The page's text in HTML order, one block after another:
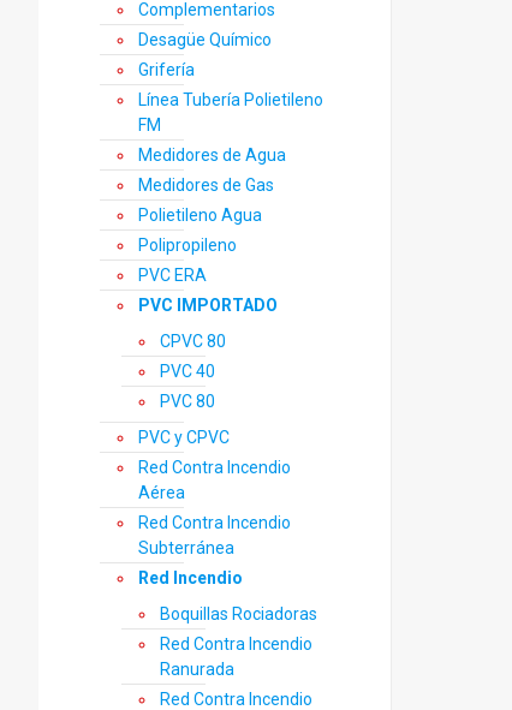
Complementarios
Desagüe Químico
Grifería
Línea Tubería Polietileno
FM
Medidores de Agua
Medidores de Gas
Polietileno Agua
Polipropileno
PVC ERA
PVC IMPORTADO
CPVC 80
PVC 40
PVC 80
PVC y CPVC
Red Contra Incendio
Aérea
Red Contra Incendio
Subterránea
Red Incendio
Boquillas Rociadoras
Red Contra Incendio
Ranurada
Red Contra Incendio